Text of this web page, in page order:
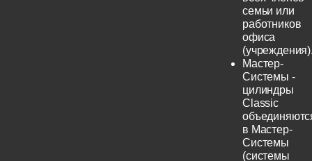
семьи или
работников
офиса
Мастер-
Системы -
цилиндры
Classic
в Мастер-
Системы
(системы